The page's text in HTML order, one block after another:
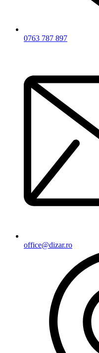
0763 787 897
office@dizar.ro